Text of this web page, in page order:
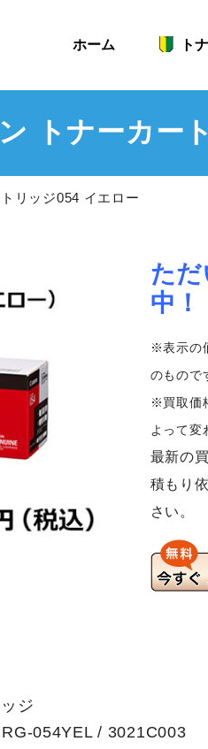
ホーム ト
トナーカー
リッジ054 イエロー
た
中！
※表示の
のもので
※買取価
よって変
最新の
積もり
さい。
ジ
054YEL / 3021C003